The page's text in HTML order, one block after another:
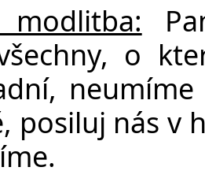
modlitba:
o
posiluj nás v